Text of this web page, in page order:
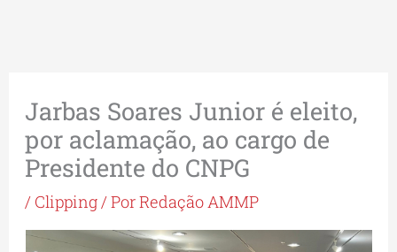
Jarbas Soares Junior é eleito,
por aclamação, ao cargo de
Presidente do CNPG
/ Clipping/ PorRedação AMMP